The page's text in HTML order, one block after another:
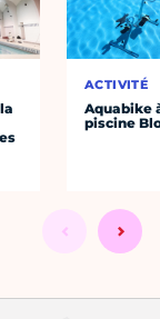
ACTIVITÉ
Aquabike
piscine